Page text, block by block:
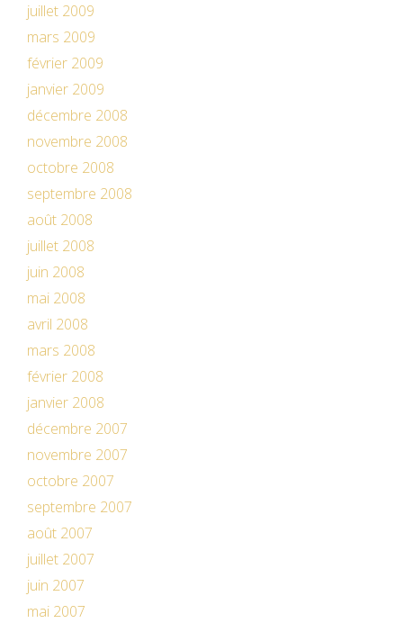
juillet 2009
mars 2009
février 2009
janvier 2009
décembre 2008
novembre 2008
octobre 2008
septembre 2008
août 2008
juillet 2008
juin 2008
mai 2008
avril 2008
mars 2008
février 2008
janvier 2008
décembre 2007
novembre 2007
octobre 2007
septembre 2007
août 2007
juillet 2007
juin 2007
mai 2007